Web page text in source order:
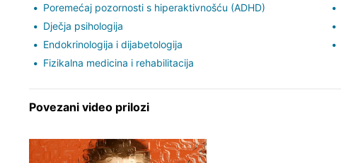
Poremećaj pozornosti s hiperaktivnošću (ADHD)
Dječja psihologija
Endokrinologija i dijabetologija
Fizikalna medicina i rehabilitacija
Povezani video prilozi